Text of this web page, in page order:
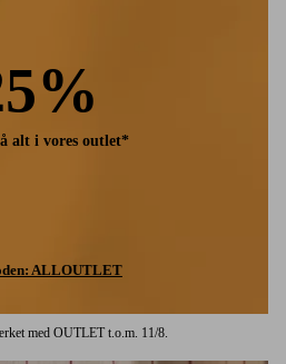
alt i vores outlet*
ALLOUTLET
med OUTLET t.o.m. 11/8.